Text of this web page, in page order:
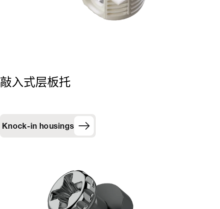
敲入式层板托
Knock-in housings